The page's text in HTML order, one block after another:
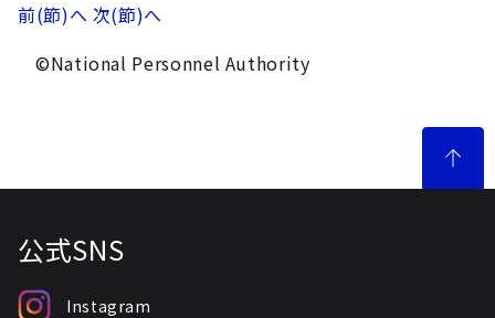
前(節)へ 次(節)へ
©National Personnel Authority
公式SNS
Instagram